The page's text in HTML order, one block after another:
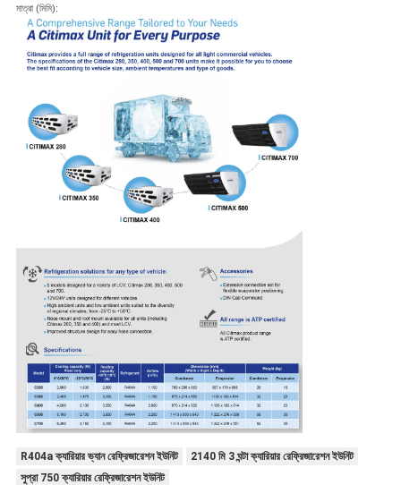
মাত্রা (মিমি):
R404a ক্যারিয়ার ভ্যান রেফ্রিজারেশন ইউনিট
2140 মি 3 ঘন্টা ক্যারিয়ার রেফ্রিজারেশন ইউনিট
সুপ্রা 750 ক্যারিয়ার রেফ্রিজারেশন ইউনিট